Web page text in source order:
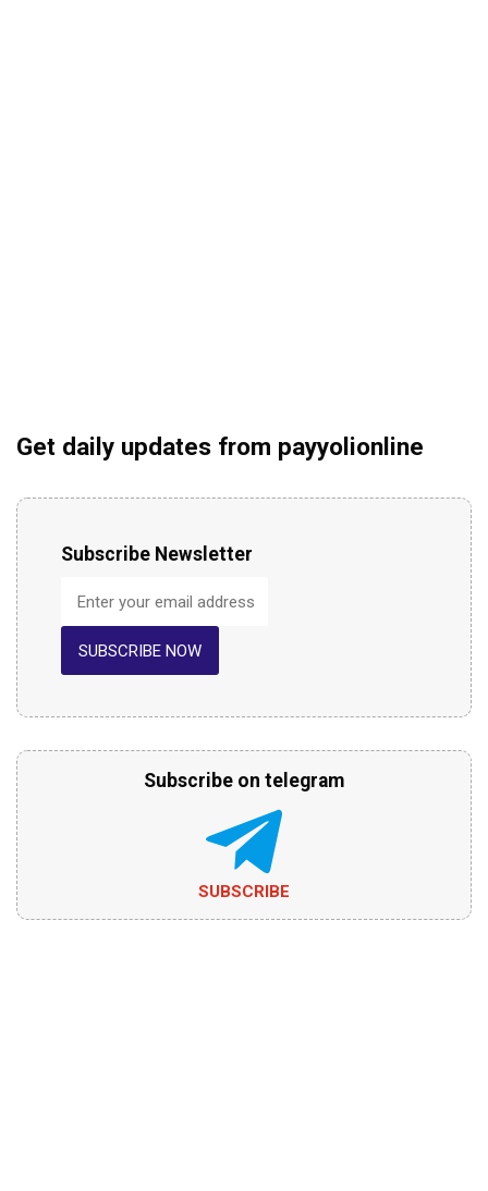
Get daily updates from payyolionline
Subscribe Newsletter
SUBSCRIBE NOW
Subscribe on telegram
SUBSCRIBE